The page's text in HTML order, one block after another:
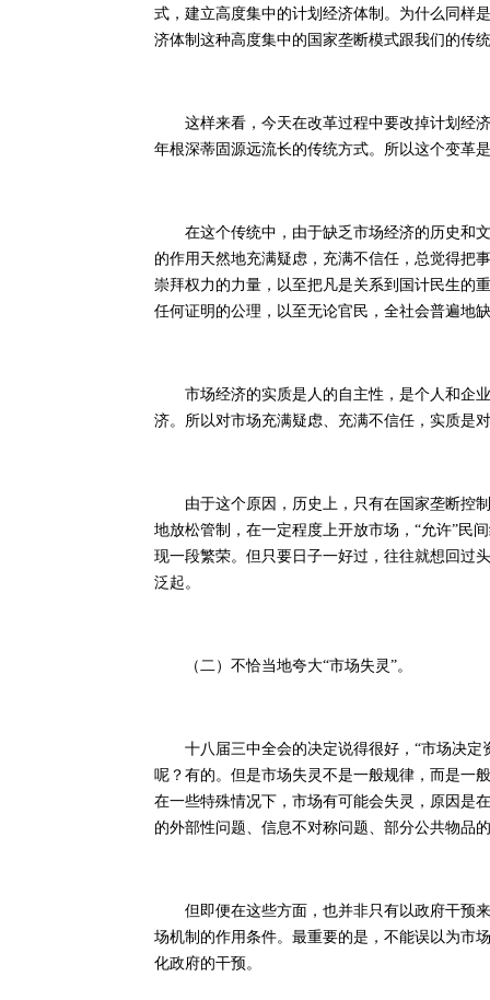
式，建立高度集中的计划经济体制。为什么同样
济体制这种高度集中的国家垄断模式跟我们的传
这样来看，今天在改革过程中要改掉计划经济
年根深蒂固源远流长的传统方式。所以这个变革
在这个传统中，由于缺乏市场经济的历史和文
的作用天然地充满疑虑，充满不信任，总觉得把
崇拜权力的力量，以至把凡是关系到国计民生的
任何证明的公理，以至无论官民，全社会普遍地
市场经济的实质是人的自主性，是个人和企业
济。所以对市场充满疑虑、充满不信任，实质是
由于这个原因，历史上，只有在国家垄断控制
地放松管制，在一定程度上开放市场，“允许”民
现一段繁荣。但只要日子一好过，往往就想回过
泛起。
（二）不恰当地夸大“市场失灵”。
十八届三中全会的决定说得很好，“市场决定
呢？有的。但是市场失灵不是一般规律，而是一
在一些特殊情况下，市场有可能会失灵，原因是
的外部性问题、信息不对称问题、部分公共物品
但即便在这些方面，也并非只有以政府干预来
场机制的作用条件。最重要的是，不能误以为市
化政府的干预。